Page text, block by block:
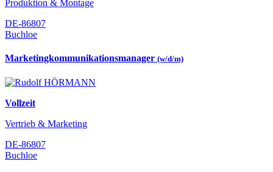
Produktion & Montage
DE-86807
Buchloe
Marketingkommunikationsmanager (w/d/m)
Vollzeit
Vertrieb & Marketing
DE-86807
Buchloe